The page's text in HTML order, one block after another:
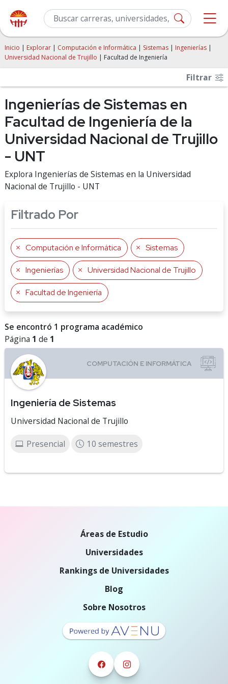
Inicio | Explorar | Computación e Informática | Sistemas | Ingenierías |
Universidad Nacional de Trujillo | Facultad de Ingeniería
Filtrar
Ingenierías de Sistemas en
Facultad de Ingeniería de la
Universidad Nacional de Trujillo
- UNT
Explora Ingenierías de Sistemas en la Universidad
Nacional de Trujillo - UNT
Filtrado Por
Computación e Informática Sistemas
Ingenierías Universidad Nacional de Trujillo
Facultad de Ingeniería
Se encontró 1 programa académico
Página 1 de 1
Ingeniería de Sistemas
Universidad Nacional de Trujillo
Presencial 10 semestres
Áreas de Estudio
Universidades
Rankings de Universidades
Blog
Sobre Nosotros